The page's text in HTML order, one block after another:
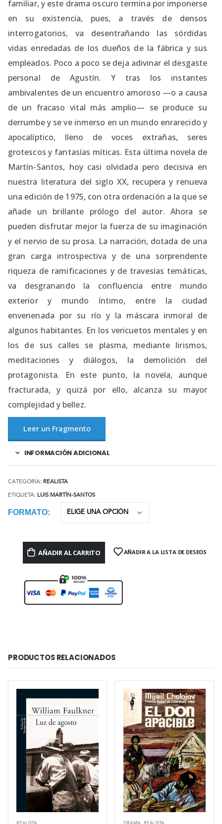
familiar, y este drama oscuro termina por imponerse
en su existencia, pues, a través de densos
interrogatorios, va desentrañando las sórdidas
vidas enredadas de los dueños de la fábrica y sus
empleados. Poco a poco se deja adivinar el desgaste
personal de Agustín. Y tras los instantes
ambivalentes de un encuentro amoroso —o a causa
de un fracaso vital más amplio— se produce su
derrumbe y se ve inmerso en un mundo enrarecido y
apocalíptico, lleno de voces extrañas, seres
grotescos y fantasías míticas. Esta última novela de
Martín-Santos, hoy casi olvidada pero decisiva en
nuestra literatura del siglo XX, recupera y renueva
una edición de 1975, con otra ordenación a la que se
añade un brillante prólogo del autor. Ahora se
pueden disfrutar mejor la fuerza de su imaginación
y el nervio de su prosa. La narración, dotada de una
gran carga introspectiva y de una sorprendente
riqueza de ramificaciones y de travesías temáticas,
va desgranando la confluencia entre mundo
exterior y mundo íntimo, entre la ciudad
envenenada por su río y la máscara inmoral de
algunos habitantes. En los vericuetos mentales y en
los de sus calles se plasma, mediante lirismos,
meditaciones y diálogos, la demolición del
protagonista. En este punto, la novela, aunque
fracturada, y quizá por ello, alcanza su mayor
complejidad y bellez.
Leer un Fragmento
INFORMACIÓN ADICIONAL
CATEGORÍA: REALISTA
ETIQUETA: LUIS MARTÍN-SANTOS
FORMATO
AÑADIR AL CARRITO AÑADIR A LA LISTA DE DESEOS
PRODUCTOS RELACIONADOS